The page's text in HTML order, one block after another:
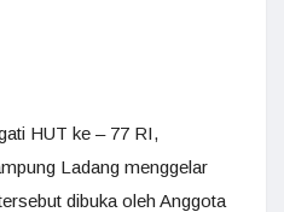
HUT ke – 77 RI,
Ladang menggelar
dibuka oleh Anggota